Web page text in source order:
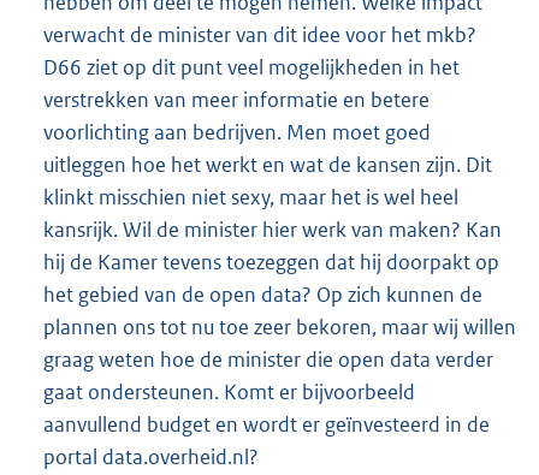
verwacht de minister van dit idee voor het mkb?
D66 ziet op dit punt veel mogelijkheden in het
verstrekken van meer informatie en betere
voorlichting aan bedrijven. Men moet goed
uitleggen hoe het werkt en wat de kansen zijn. Dit
klinkt misschien niet sexy, maar het is wel heel
kansrijk. Wil de minister hier werk van maken? Kan
hij de Kamer tevens toezeggen dat hij doorpakt op
het gebied van de open data? Op zich kunnen de
plannen ons tot nu toe zeer bekoren, maar wij willen
graag weten hoe de minister die open data verder
gaat ondersteunen. Komt er bijvoorbeeld
aanvullend budget en wordt er geïnvesteerd in de
portal data.overheid.nl?